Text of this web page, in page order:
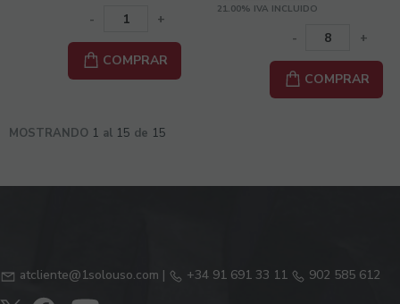
- +
COMPRAR
21.00% IVA INCLUIDO
- +
COMPRAR
MOSTRANDO 1 al 15 de 15
atcliente@1solouso.com | +34 91 691 33 11 902 585 612